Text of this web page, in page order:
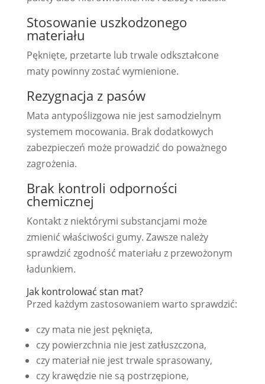
Stosowanie uszkodzonego
materiału
Pęknięte, przetarte lub trwale odkształcone
maty powinny zostać wymienione.
Rezygnacja z pasów
Mata antypoślizgowa nie jest samodzielnym
systemem mocowania. Brak dodatkowych
zabezpieczeń może prowadzić do poważnego
zagrożenia.
Brak kontroli odporności
chemicznej
Kontakt z niektórymi substancjami może
zmienić właściwości gumy. Zawsze należy
sprawdzić zgodność materiału z przewożonym
ładunkiem.
Jak kontrolować stan mat?
Przed każdym zastosowaniem warto sprawdzić:
czy mata nie jest pęknięta,
czy powierzchnia nie jest zatłuszczona,
czy materiał nie jest trwale sprasowany,
czy krawędzie nie są postrzępione,